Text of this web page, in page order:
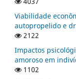
Viabilidade
autopropelido e
2122
Impactos
amoroso em
1102